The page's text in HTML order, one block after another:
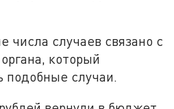
числа случаев связано с
который
подобные случаи.